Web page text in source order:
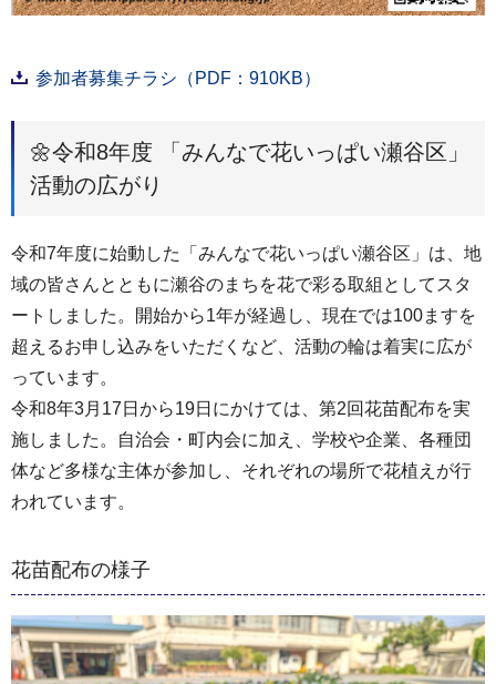
参加者募集チラシ（PDF：910KB）
🌼令和8年度 「みんなで花いっぱい瀬谷区」
活動の広がり
令和7年度に始動した「みんなで花いっぱい瀬谷区」は、地
域の皆さんとともに瀬谷のまちを花で彩る取組としてスタ
ートしました。開始から1年が経過し、現在では100ますを
超えるお申し込みをいただくなど、活動の輪は着実に広が
っています。
令和8年3月17日から19日にかけては、第2回花苗配布を実
施しました。自治会・町内会に加え、学校や企業、各種団
体など多様な主体が参加し、それぞれの場所で花植えが行
われています。
花苗配布の様子